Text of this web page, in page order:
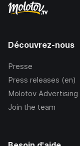
Découvrez-nous
Presse
Press releases (en)
Molotov Advertising
Join the team